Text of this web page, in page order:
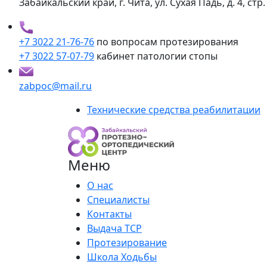
+7 3022 21-76-76 по вопросам протезирования
+7 3022 57-07-79 кабинет патологии стопы
zabpoc@mail.ru
Технические средства реабилитации
Меню
О нас
Специалисты
Контакты
Выдача ТСР
Протезирование
Школа Ходьбы